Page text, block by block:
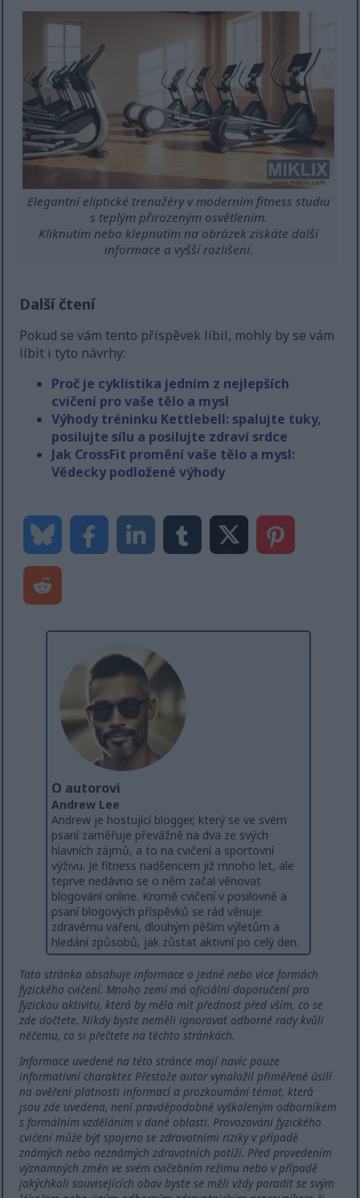
Elegantní eliptické trenažéry v moderním fitness studiu
s teplým přirozeným osvětlením.
Kliknutím nebo klepnutím na obrázek získáte další
informace a vyšší rozlišení.
Další čtení
Pokud se vám tento příspěvek líbil, mohly by se vám
líbit i tyto návrhy:
Proč je cyklistika jedním z nejlepších
cvičení pro vaše tělo a mysl
Výhody tréninku Kettlebell: spalujte tuky,
posilujte sílu a posilujte zdraví srdce
Jak CrossFit promění vaše tělo a mysl:
Vědecky podložené výhody
O autorovi
Andrew Lee
Andrew je hostující blogger, který se ve svém
psaní zaměřuje převážně na dva ze svých
hlavních zájmů, a to na cvičení a sportovní
výživu. Je fitness nadšencem již mnoho let, ale
teprve nedávno se o něm začal věnovat
blogování online. Kromě cvičení v posilovně a
psaní blogových příspěvků se rád věnuje
zdravému vaření, dlouhým pěším výletům a
hledání způsobů, jak zůstat aktivní po celý den.
Tato stránka obsahuje informace o jedné nebo více formách
fyzického cvičení. Mnoho zemí má oficiální doporučení pro
fyzickou aktivitu, která by měla mít přednost před vším, co se
zde dočtete. Nikdy byste neměli ignorovat odborné rady kvůli
něčemu, co si přečtete na těchto stránkách.
Informace uvedené na této stránce mají navíc pouze
informativní charakter. Přestože autor vynaložil přiměřené úsilí
na ověření platnosti informací a prozkoumání témat, která
jsou zde uvedena, není pravděpodobně vyškoleným odborníkem
s formálním vzděláním v dané oblasti. Provozování fyzického
cvičení může být spojeno se zdravotními riziky v případě
známých nebo neznámých zdravotních potíží. Před provedením
významných změn ve svém cvičebním režimu nebo v případě
jakýchkoli souvisejících obav byste se měli vždy poradit se svým